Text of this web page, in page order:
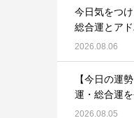
今日気をつ
総合運とア
2026.08.06
【今日の運
運・総合運
2026.08.05